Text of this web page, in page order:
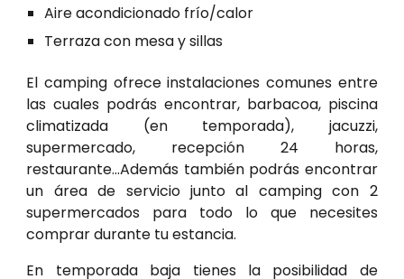
Aire acondicionado frío/calor
Terraza con mesa y sillas
El camping ofrece instalaciones comunes entre
las cuales podrás encontrar, barbacoa, piscina
climatizada (en temporada), jacuzzi,
supermercado, recepción 24 horas,
restaurante...Además también podrás encontrar
un área de servicio junto al camping con 2
supermercados para todo lo que necesites
comprar durante tu estancia.
En temporada baja tienes la posibilidad de